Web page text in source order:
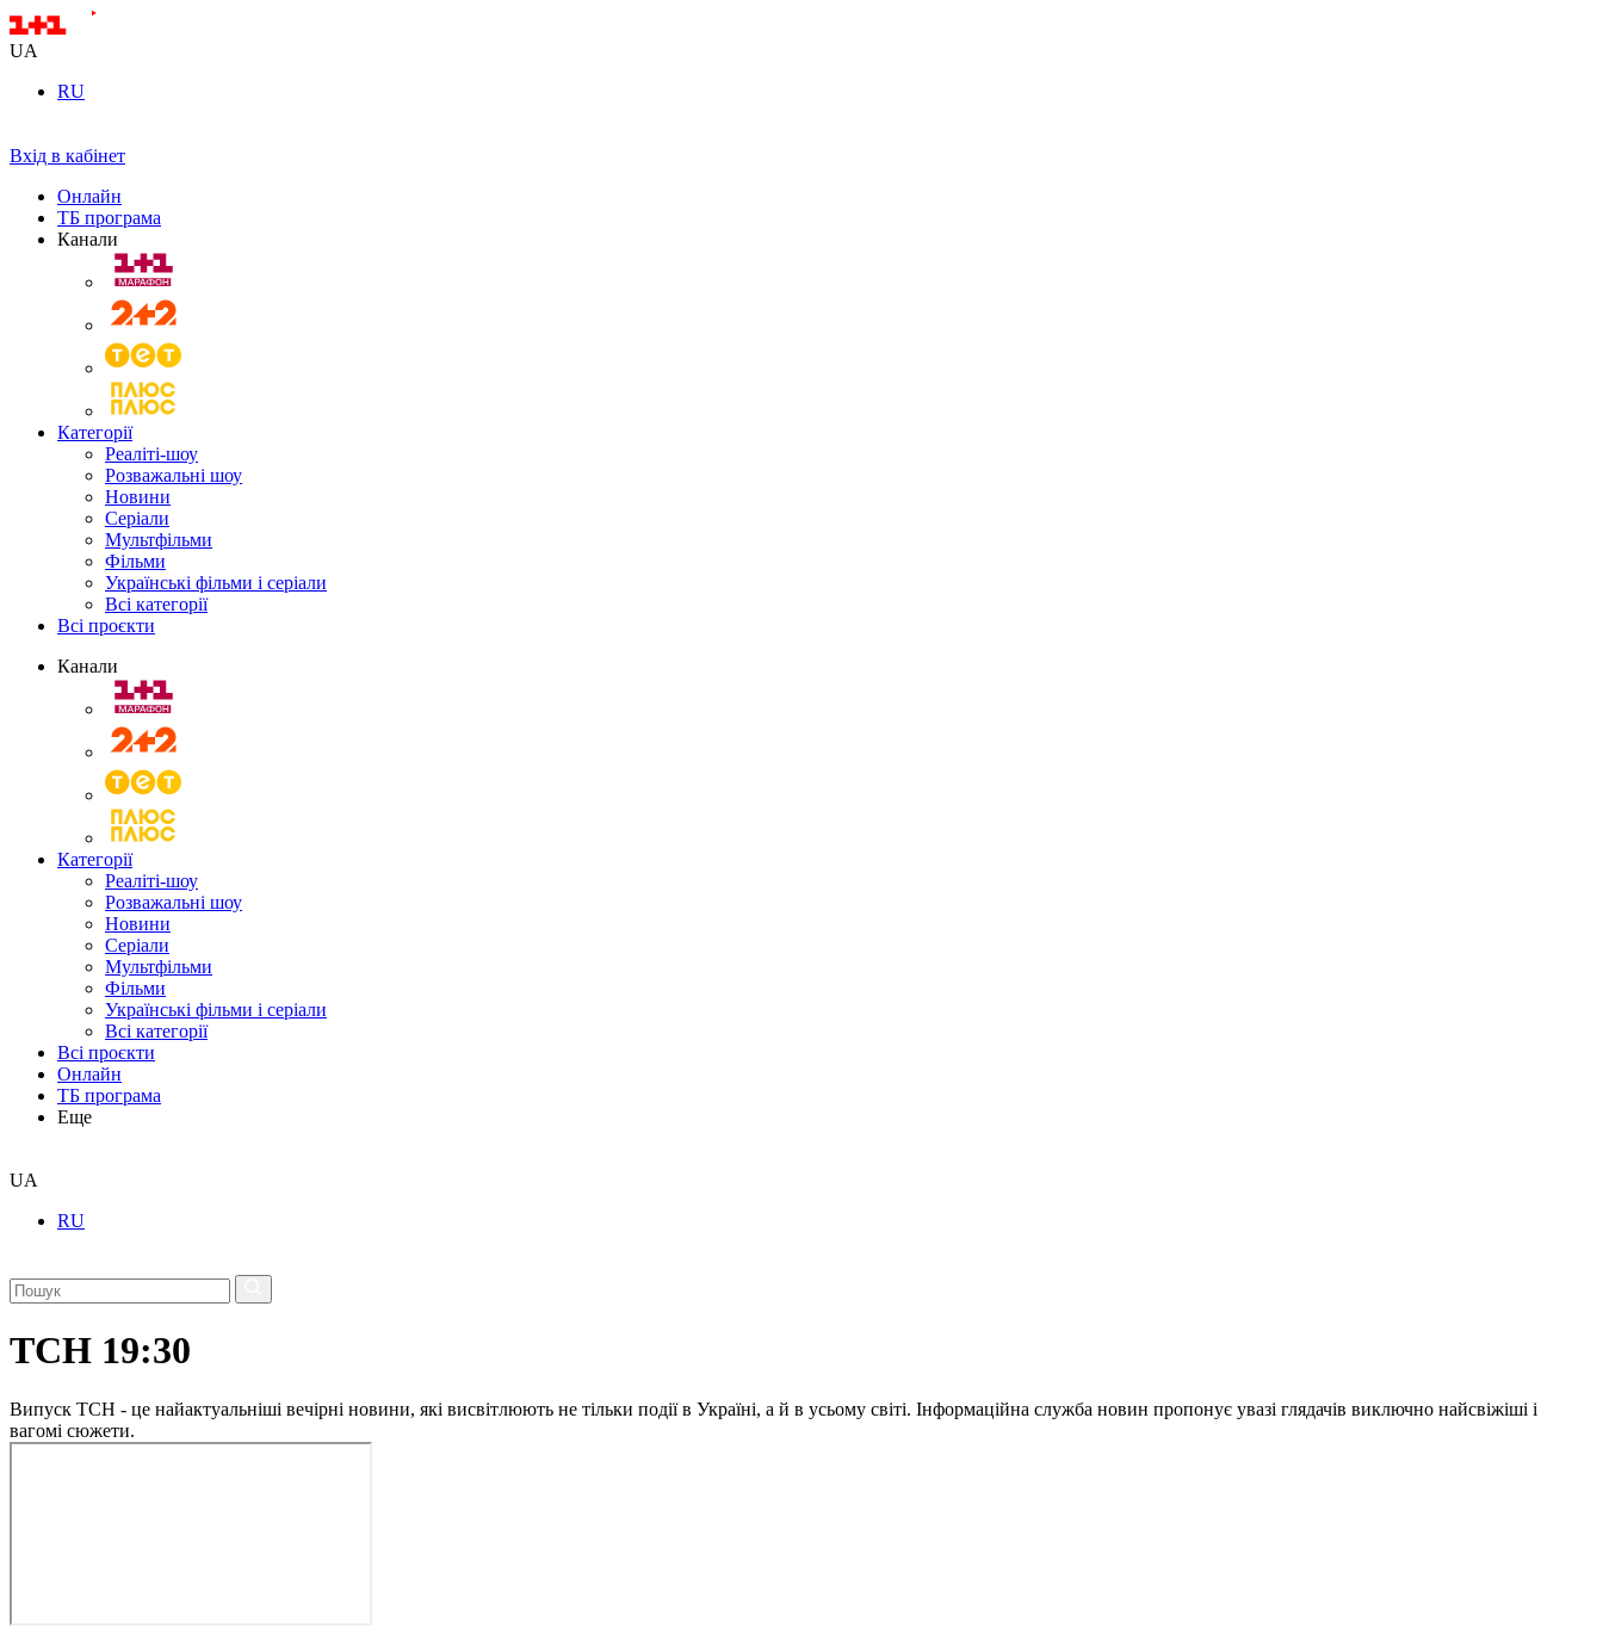
UA
RU
Вхід в кабінет
Онлайн
ТБ програма
Канали
Категорії
Реаліті-шоу
Розважальні шоу
Новини
Серіали
Мультфільми
Фільми
Українські фільми і серіали
Всі категорії
Всі проєкти
Канали
Категорії
Реаліті-шоу
Розважальні шоу
Новини
Серіали
Мультфільми
Фільми
Українські фільми і серіали
Всі категорії
Всі проєкти
Онлайн
ТБ програма
Еще
UA
RU
ТСН 19:30
Випуск ТСН - це найактуальніші вечірні новини, які висвітлюють не тільки події в Україні, а й в усьому світі. Інформаційна служба новин пропонує увазі глядачів виключно найсвіжіші і
вагомі сюжети.